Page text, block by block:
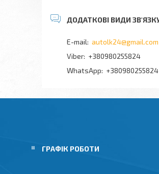
autolk24@gmail.com
+380980255824
+380980255824
ГРАФІК РОБОТИ